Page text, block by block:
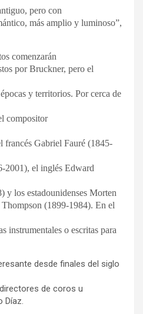
pero con
más amplio y luminoso”,
comenzarán
por Bruckner, pero el
y territorios. Por cerca de
compositor
francés Gabriel Fauré (1845-
2001), el inglés Edward
y los estadounidenses Morten
(1899-1984). En el
instrumentales o escritas para
desde finales del siglo
de coros u
Díaz.